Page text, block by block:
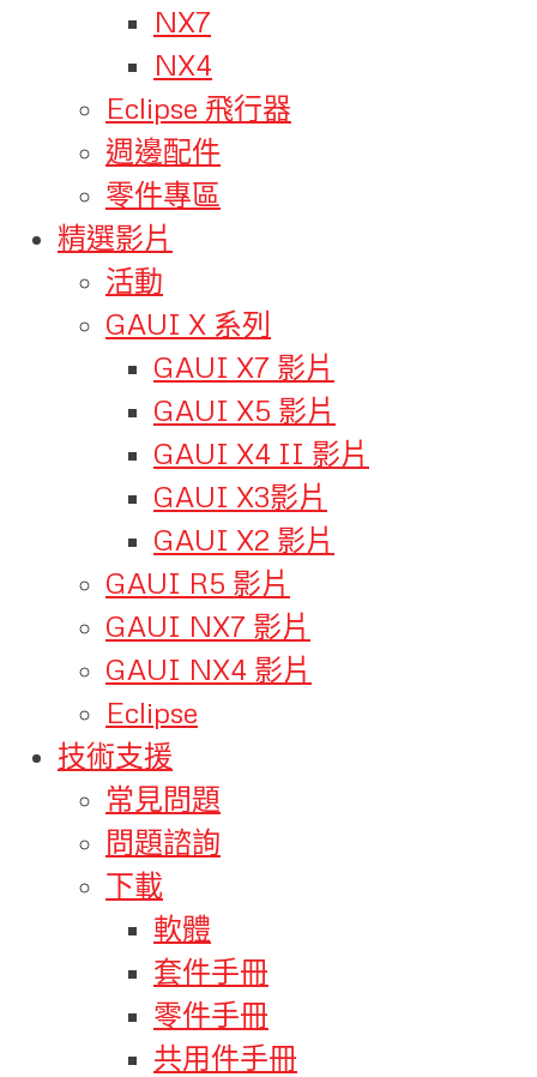
NX7
NX4
Eclipse 飛行器
週邊配件
零件專區
精選影片
活動
GAUI X 系列
GAUI X7 影片
GAUI X5 影片
GAUI X4 II 影片
GAUI X3影片
GAUI X2 影片
GAUI R5 影片
GAUI NX7 影片
GAUI NX4 影片
Eclipse
技術支援
常見問題
問題諮詢
下載
軟體
套件手冊
零件手冊
共用件手冊